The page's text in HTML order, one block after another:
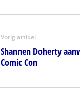
Vorig artikel
Shannen Doherty
Comic Con